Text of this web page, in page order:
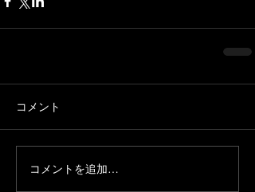
コメント
コメントを追加…